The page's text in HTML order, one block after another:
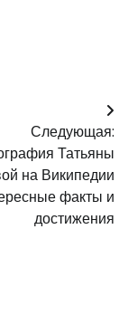
Следующая:
Татьяны
на Википедии
факты и
достижения